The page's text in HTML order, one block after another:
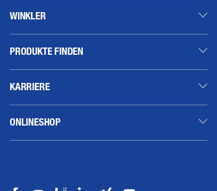
WINKLER
PRODUKTE FINDEN
KARRIERE
ONLINESHOP